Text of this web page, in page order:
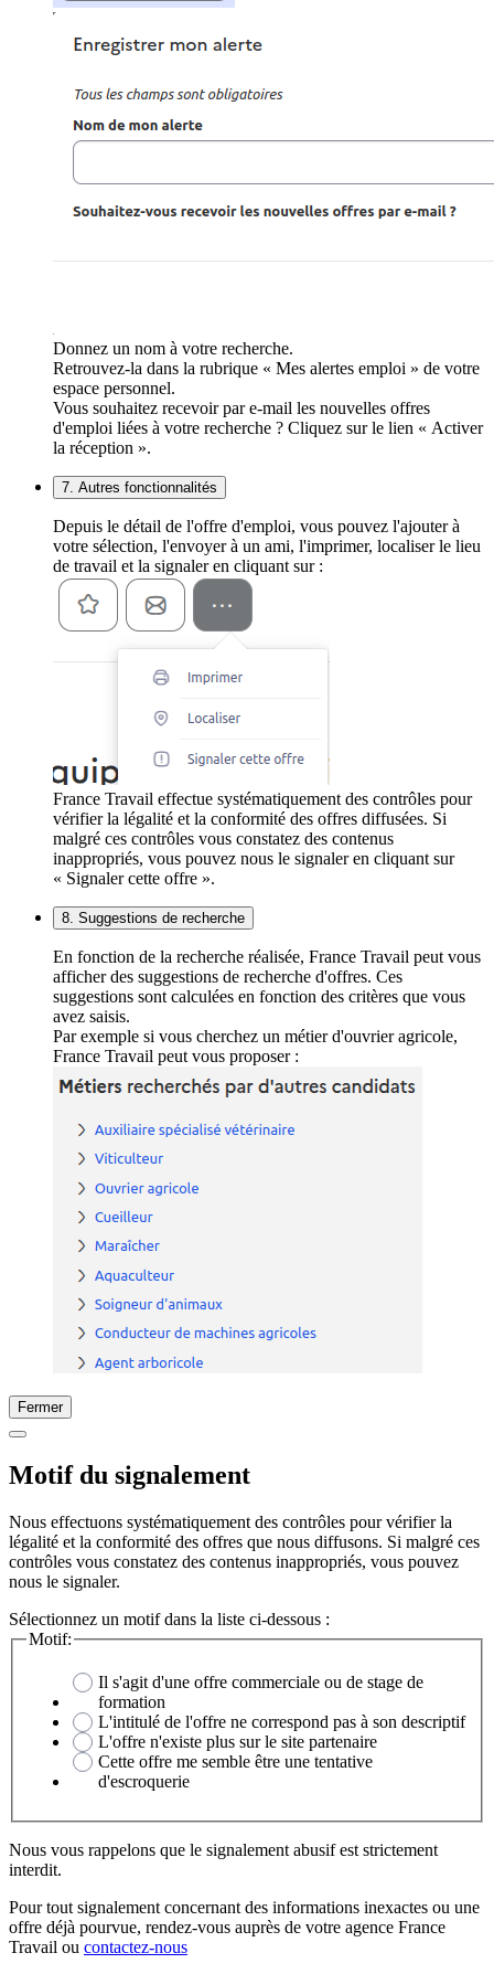
Donnez un nom à votre recherche.
Retrouvez-la dans la rubrique « Mes alertes emploi » de votre
espace personnel.
Vous souhaitez recevoir par e-mail les nouvelles offres
d'emploi liées à votre recherche ? Cliquez sur le lien « Activer
la réception ».
7. Autres fonctionnalités
Depuis le détail de l'offre d'emploi, vous pouvez l'ajouter à
votre sélection, l'envoyer à un ami, l'imprimer, localiser le lieu
de travail et la signaler en cliquant sur :
France Travail effectue systématiquement des contrôles pour
vérifier la légalité et la conformité des offres diffusées. Si
malgré ces contrôles vous constatez des contenus
inappropriés, vous pouvez nous le signaler en cliquant sur
« Signaler cette offre ».
8. Suggestions de recherche
En fonction de la recherche réalisée, France Travail peut vous
afficher des suggestions de recherche d'offres. Ces
suggestions sont calculées en fonction des critères que vous
avez saisis.
Par exemple si vous cherchez un métier d'ouvrier agricole,
France Travail peut vous proposer :
Fermer
Motif du signalement
Nous effectuons systématiquement des contrôles pour vérifier la
légalité et la conformité des offres que nous diffusons. Si malgré ces
contrôles vous constatez des contenus inappropriés, vous pouvez
nous le signaler.
Sélectionnez un motif dans la liste ci-dessous :
Motif:
Il s'agit d'une offre commerciale ou de stage de
formation
L'intitulé de l'offre ne correspond pas à son descriptif
L'offre n'existe plus sur le site partenaire
Cette offre me semble être une tentative
d'escroquerie
Nous vous rappelons que le signalement abusif est strictement
interdit.
Pour tout signalement concernant des informations inexactes ou une
offre déjà pourvue, rendez-vous auprès de votre agence France
Travail ou contactez-nous